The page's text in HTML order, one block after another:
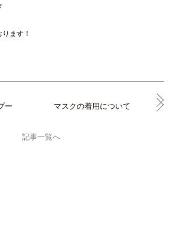
ます！
ー マスクの着用について
記事一覧へ